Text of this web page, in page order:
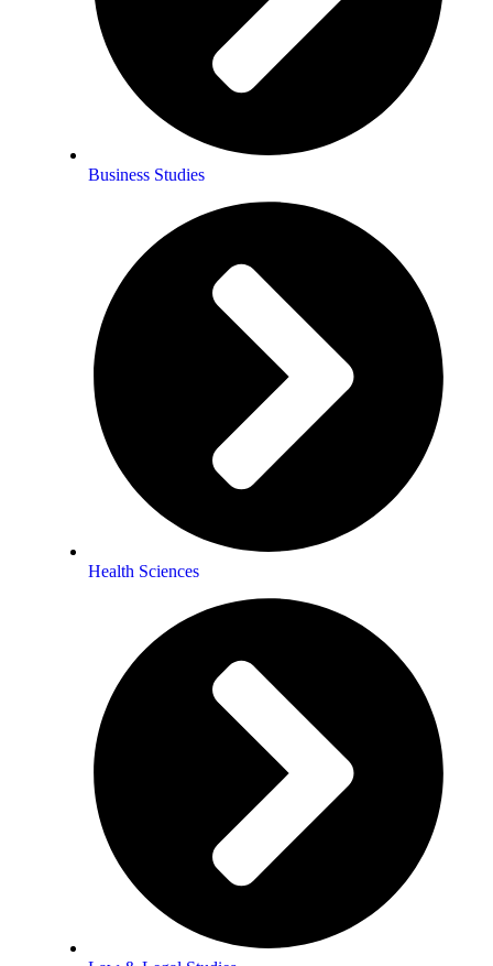
Business Studies
Health Sciences